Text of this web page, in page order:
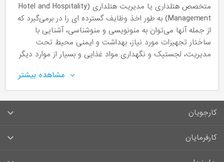
متخصص هتلداری یا مدیریت هتلداری (Hotel and Hospitality
Management) به طور اخذ وظایف گسترده ای را در برمی‌گیرد که
از جمله آنها می‌توان به منونویسی و منوشناسی، آشنایی با
ساختار تجهیزات مورد نیاز، بهداشت و ایمنی محیط تحت
مدیریت، لجستیک و نگهداری مواد غذایی و بسیار از موارد دیگر
می‌توان یکی از شغل‌های بسیارپرطرفدار ارزیابی کرد اما همانطور
که این شغل از جذابیت های بالایی برخوردار است رقابت در این
صنعت نیز بسیار پیچیده است و همین امر نقش مدیریت
هتلداری را برجسته می‌کند.
استخدام کارشناس هتلداری
مشاهده بیشتر
کارجویان
سوالات متداول کارجویان
کارفرمایان